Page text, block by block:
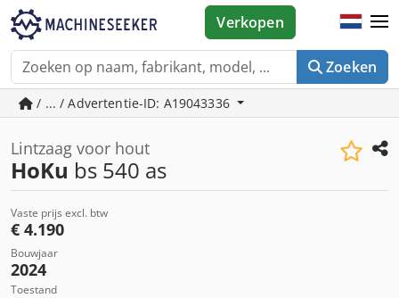
Zoeken
Verkopen
/ ... / Advertentie-ID: A19043336
Lintzaag voor hout
HoKu bs 540 as
Vaste prijs excl. btw
€ 4.190
Bouwjaar
2024
Toestand